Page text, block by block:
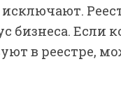
исключают.
бизнеса. Если
в реестре,